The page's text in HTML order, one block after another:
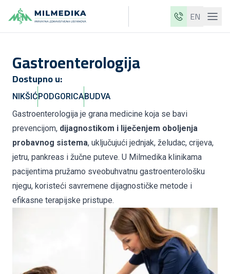
EN
Naše klinike
Usluge
Ljekari
Cjenovnik
O nama
Aktuelnosti
Blog
Kontakt
Gastroenterologija
Dostupno u:
NIKŠIĆPODGORICABUDVA
Gastroenterologija je grana medicine koja se bavi
prevencijom, dijagnostikom i liječenjem oboljenja
probavnog sistema, uključujući jednjak, želudac, crijeva,
jetru, pankreas i žučne puteve. U Milmedika klinikama
pacijentima pružamo sveobuhvatnu gastroenterološku
njegu, koristeći savremene dijagnostičke metode i
efikasne terapijske pristupe.